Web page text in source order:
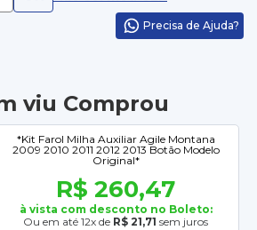
Precisa de Ajuda?
viu Comprou
*Kit Farol Milha Auxiliar Agile Montana
2009 2010 2011 2012 2013 Botão Modelo
Original*
R$ 260,47
à vista com desconto no Boleto:
Ou em até 12x de R$ 21,71 sem juros